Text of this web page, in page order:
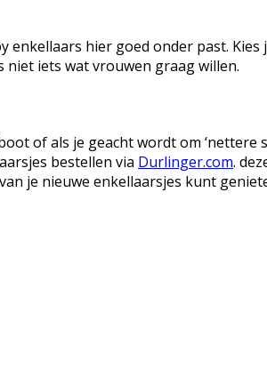
hier goed onder past.
iets wat vrouwen graag willen.
of als je geacht wordt om ‘nettere
bestellen via Durlinger.com.
je nieuwe enkellaarsjes kunt